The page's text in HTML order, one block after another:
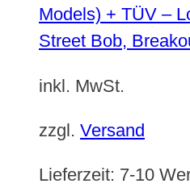
Models) + TÜV –
Street Bob,
inkl. MwSt.
zzgl. Versand
Lieferzeit: 7-10